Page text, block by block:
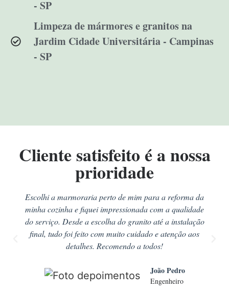
- SP
Limpeza de mármores e granitos na
Jardim Cidade Universitária - Campinas
- SP
Cliente satisfeito é a nossa
prioridade
Escolhi a marmoraria perto de mim para a reforma da
minha cozinha e fiquei impressionada com a qualidade
do serviço. Desde a escolha do granito até a instalação
final, tudo foi feito com muito cuidado e atenção aos
detalhes. Recomendo a todos!
João Pedro
Engenheiro